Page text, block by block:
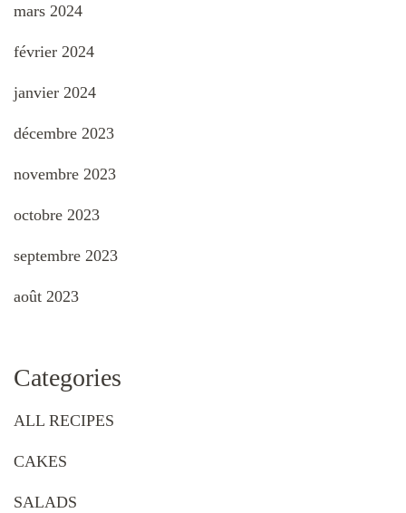
mars 2024
février 2024
janvier 2024
décembre 2023
novembre 2023
octobre 2023
septembre 2023
août 2023
Categories
ALL RECIPES
CAKES
SALADS